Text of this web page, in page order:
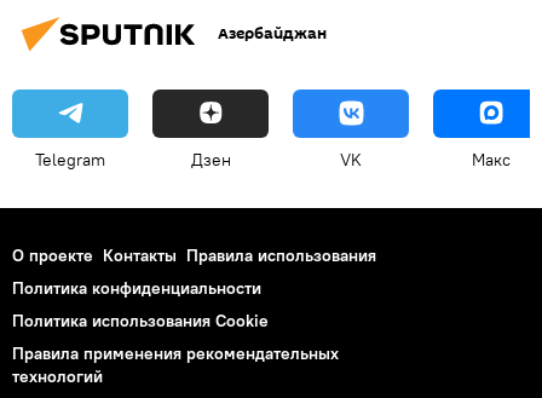
Азербайджан
Telegram Дзен VK Макс
О проекте Контакты Правила использования
Политика конфиденциальности
Политика использования Cookie
Правила применения рекомендательных
технологий